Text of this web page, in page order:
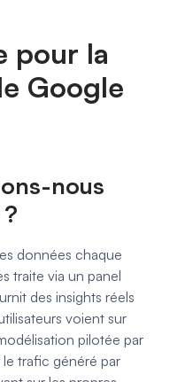
pour la
Google
nous
données chaque
traite via un panel
des insights réels
voient sur
pilotée par
trafic généré par